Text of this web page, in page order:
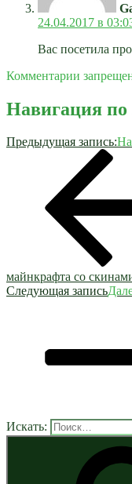
24.04.2017 в
Вас посетила
Комментарии
Навигация по
Предыдущая запись:
майнкрафта со
Следующая запись
Искать: